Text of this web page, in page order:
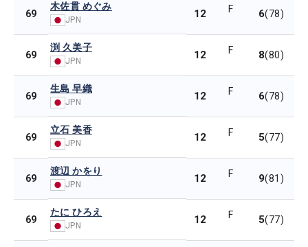
69
木佐貫 めぐみ
JPN 12 F 6(78)
69
渕 久美子
JPN 12 F 8(80)
69
生島 早織
JPN 12 F 6(78)
69
立石 美香
JPN 12 F 5(77)
69
渡辺 かをり
JPN 12 F 9(81)
69
たに ひろえ
JPN 12 F 5(77)